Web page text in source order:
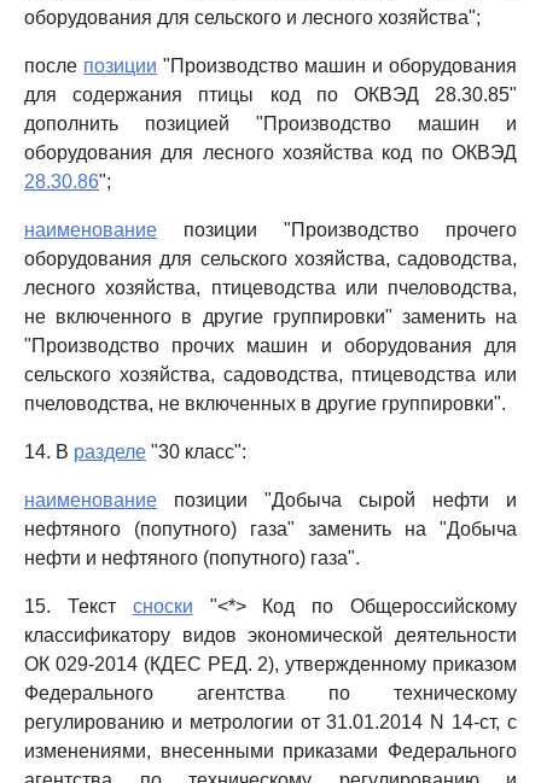
оборудования для сельского и лесного хозяйства";
после позиции "Производство машин и оборудования
для содержания птицы код по ОКВЭД 28.30.85"
дополнить позицией "Производство машин и
оборудования для лесного хозяйства код по ОКВЭД
28.30.86";
наименование позиции "Производство прочего
оборудования для сельского хозяйства, садоводства,
лесного хозяйства, птицеводства или пчеловодства,
не включенного в другие группировки" заменить на
"Производство прочих машин и оборудования для
сельского хозяйства, садоводства, птицеводства или
пчеловодства, не включенных в другие группировки".
14. В разделе "30 класс":
наименование позиции "Добыча сырой нефти и
нефтяного (попутного) газа" заменить на "Добыча
нефти и нефтяного (попутного) газа".
15. Текст сноски "<*> Код по Общероссийскому
классификатору видов экономической деятельности
ОК 029-2014 (КДЕС РЕД. 2), утвержденному приказом
Федерального агентства по техническому
регулированию и метрологии от 31.01.2014 N 14-ст, с
изменениями, внесенными приказами Федерального